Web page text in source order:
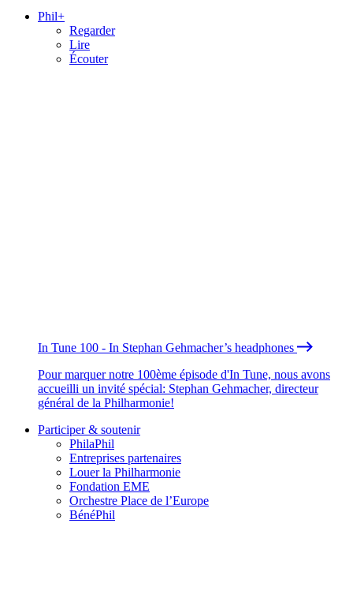
Phil+
Regarder
Lire
Écouter
In Tune 100 - In Stephan Gehmacher’s headphones
Pour marquer notre 100ème épisode d'In Tune, nous avons
accueilli un invité spécial: Stephan Gehmacher, directeur
général de la Philharmonie!
Participer & soutenir
PhilaPhil
Entreprises partenaires
Louer la Philharmonie
Fondation EME
Orchestre Place de l’Europe
BénéPhil